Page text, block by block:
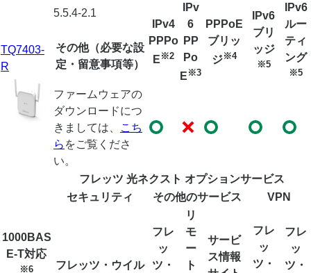
TQ7403-
R
5.5.4-2.1
IPv4
PPPo
E ※2
IPv
6
PP
Po
E ※3
PPPoE
ブリッ
ジ※4
IPv6
ブリ
ッジ
※5
IPv6
ルー
ティ
ング
※5
その他（必要な設
定・留意事項等）
ファームウェアの
ダウンロードにつ
きましては、
こち
ら をご覧くださ
い。
1000BAS
E-T対応
※6
フレッツ 光ネクスト オプションサービス
セキュリティ
その他のサービス VPN
フレッツ・ウイル
フレ
ッ
ツ・
リ
モ
ー
ト
サービ
ス情報
フレ
ッ
ツ・
フレ
ッ
ツ・